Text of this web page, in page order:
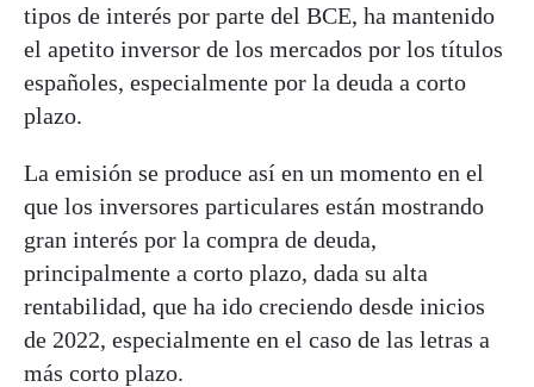
tipos de interés por parte del BCE, ha mantenido
el apetito inversor de los mercados por los títulos
españoles, especialmente por la deuda a corto
plazo.
La emisión se produce así en un momento en el
que los inversores particulares están mostrando
gran interés por la compra de deuda,
principalmente a corto plazo, dada su alta
rentabilidad, que ha ido creciendo desde inicios
de 2022, especialmente en el caso de las letras a
más corto plazo.